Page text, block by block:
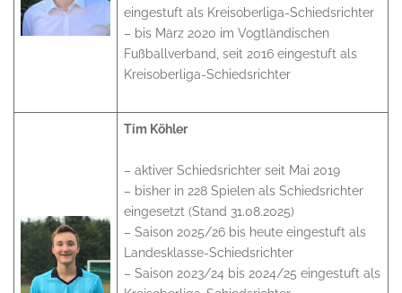
eingestuft als Kreisoberliga-Schiedsrichter
– bis März 2020 im Vogtländischen
Fußballverband, seit 2016 eingestuft als
Kreisoberliga-Schiedsrichter
Tim Köhler
– aktiver Schiedsrichter seit Mai 2019
– bisher in 228 Spielen als Schiedsrichter
eingesetzt (Stand 31.08.2025)
– Saison 2025/26 bis heute eingestuft als
Landesklasse-Schiedsrichter
– Saison 2023/24 bis 2024/25 eingestuft als